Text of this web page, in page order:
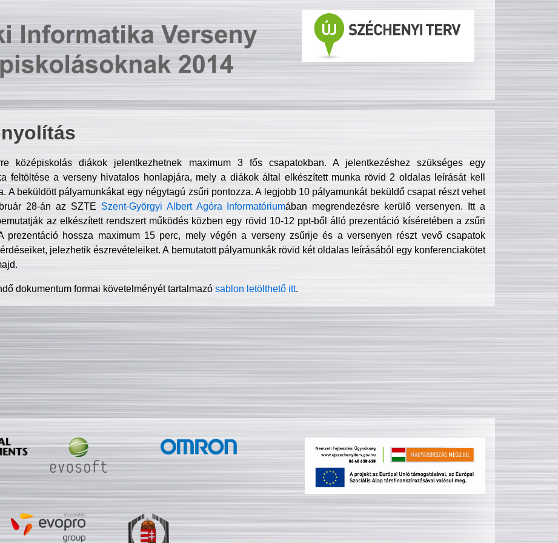
középiskolás diákok jelentkezhetnek maximum 3 fős csapatokban. A jelentkezéshez szükséges egy
feltöltése a verseny hivatalos honlapjára, mely a diákok által elkészített munka rövid 2 oldalas leírását kell
A beküldött pályamunkákat egy négytagú zsűri pontozza. A legjobb 10 pályamunkát beküldő csapat részt vehet
28-án az SZTE Szent-Györgyi Albert Agóra Informatóriumában megrendezésre kerülő versenyen. Itt a
az elkészített rendszert működés közben egy rövid 10-12 ppt-ből álló prezentáció kíséretében a zsűri
prezentáció hossza maximum 15 perc, mely végén a verseny zsűrije és a versenyen részt vevő csapatok
jelezhetik észrevételeiket. A bemutatott pályamunkák rövid két oldalas leírásából egy konferenciakötet
dokumentum formai követelményét tartalmazósablon letölthető itt.